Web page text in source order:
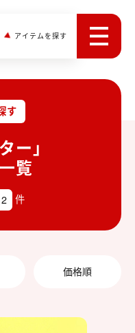
アイテムを探す
す
ー」
覧
2 件
価格順